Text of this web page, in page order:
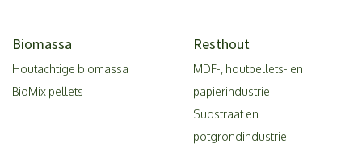
Biomassa
Houtachtige biomassa
BioMix pellets
Resthout
MDF-, houtpellets- en
papierindustrie
Substraat en
potgrondindustrie